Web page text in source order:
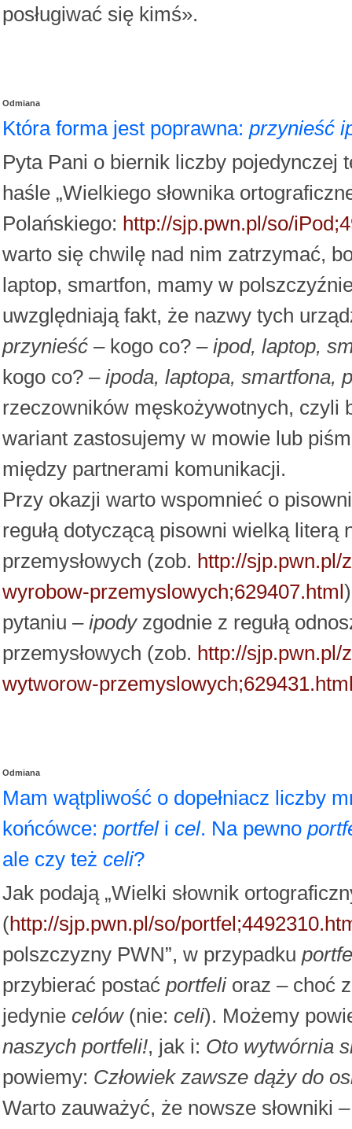
posługiwać się kimś».
Odmiana
Która forma jest poprawna: przynieść
Pyta Pani o biernik liczby pojedynczej
haśle „Wielkiego słownika
Polańskiego: http://sjp.pwn.pl/so/
warto się chwilę nad nim zatrzymać,
laptop, smartfon, mamy w
uwzględniają fakt, że nazwy tych
przynieść – kogo co? – ipod, laptop,
kogo co? – ipoda, laptopa, smartfona,
rzeczowników męskożywotnych, czyli
wariant zastosujemy w mowie lub
między partnerami komunikacji.
Przy okazji warto wspomnieć o
regułą dotyczącą pisowni wielką
przemysłowych (zob. http://sjp.pwn.pl/
wyrobow-przemyslowych;629407.html
pytaniu – ipodyzgodnie z regułą
przemysłowych (zob. http://sjp.pwn.pl/
wytworow-
Odmiana
Mam wątpliwość o dopełniacz liczby
końcówce: portfeli cel. Na pewno
ale czy też celi?
Jak podają „Wielki słownik
(http://sjp.pwn.pl/so/
polszczyzny PWN”, w przypadku
przybierać postać portfelioraz – choć
jedynie celów(nie: celi). Możemy
naszych portfeli!, jak i: Oto wytwórnia
powiemy: Człowiek zawsze dąży do
Warto zauważyć, że nowsze słowniki